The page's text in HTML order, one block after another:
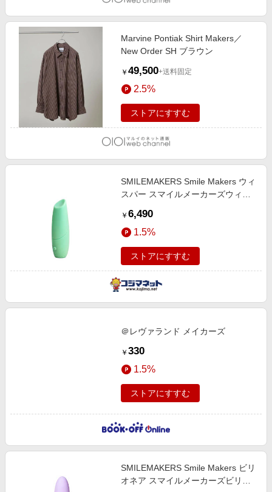
Marvine Pontiak Shirt Makers／
New Order SH ブラウン
￥ 49,500+送料固定
2.5%
ストアにすすむ
SMILEMAKERS Smile Makers ウィ
スパー スマイルメーカーズウィス
￥ 6,490
1.5%
ストアにすすむ
＠レヴァランド メイカーズ
￥ 330
1.5%
ストアにすすむ
SMILEMAKERS Smile Makers ビリ
オネア スマイルメーカーズビリオ